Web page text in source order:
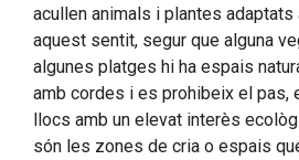
acullen animals i plantes
aquest sentit, segur que alguna
algunes platges hi ha espais
amb cordes i es prohibeix el pas,
llocs amb un elevat interès
són les zones de cria o espais